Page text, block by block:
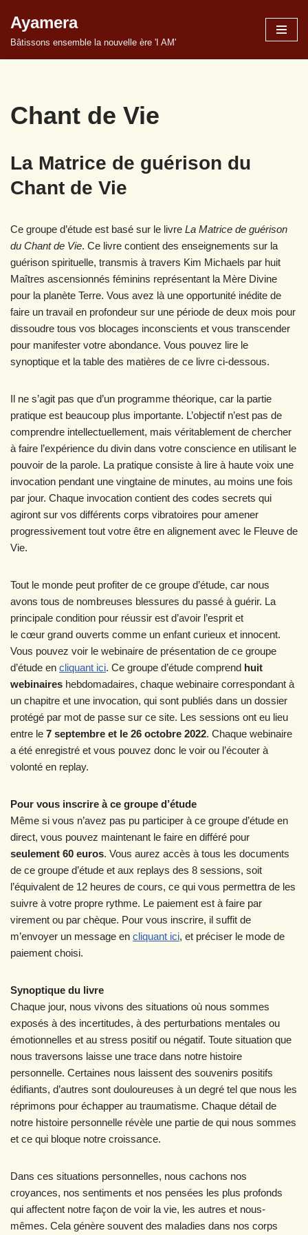
Aller
Ayamera
Bâtissons ensemble la nouvelle ère 'I AM'
Chant de Vie
La Matrice de guérison du
Chant de Vie
Ce groupe d’étude est basé sur le livre La Matrice de guérison
du Chant de Vie. Ce livre contient des enseignements sur la
guérison spirituelle, transmis à travers Kim Michaels par huit
Maîtres ascensionnés féminins représentant la Mère Divine
pour la planète Terre. Vous avez là une opportunité inédite de
faire un travail en profondeur sur une période de deux mois pour
dissoudre tous vos blocages inconscients et vous transcender
pour manifester votre abondance. Vous pouvez lire le
synoptique et la table des matières de ce livre ci-dessous.
Il ne s’agit pas que d’un programme théorique, car la partie
pratique est beaucoup plus importante. L’objectif n’est pas de
comprendre intellectuellement, mais véritablement de chercher
à faire l’expérience du divin dans votre conscience en utilisant le
pouvoir de la parole. La pratique consiste à lire à haute voix une
invocation pendant une vingtaine de minutes, au moins une fois
par jour. Chaque invocation contient des codes secrets qui
agiront sur vos différents corps vibratoires pour amener
progressivement tout votre être en alignement avec le Fleuve de
Vie.
Tout le monde peut profiter de ce groupe d’étude, car nous
avons tous de nombreuses blessures du passé à guérir. La
principale condition pour réussir est d’avoir l’esprit et
le cœur grand ouverts comme un enfant curieux et innocent.
Vous pouvez voir le webinaire de présentation de ce groupe
d’étude en cliquant ici. Ce groupe d’étude comprend huit
webinaires hebdomadaires, chaque webinaire correspondant à
un chapitre et une invocation, qui sont publiés dans un dossier
protégé par mot de passe sur ce site. Les sessions ont eu lieu
entre le 7 septembre et le 26 octobre 2022. Chaque webinaire
a été enregistré et vous pouvez donc le voir ou l’écouter à
volonté en replay.
Pour vous inscrire à ce groupe d’étude
Même si vous n’avez pas pu participer à ce groupe d’étude en
direct, vous pouvez maintenant le faire en différé pour
seulement 60 euros. Vous aurez accès à tous les documents
de ce groupe d’étude et aux replays des 8 sessions, soit
l’équivalent de 12 heures de cours, ce qui vous permettra de les
suivre à votre propre rythme. Le paiement est à faire par
virement ou par chèque. Pour vous inscrire, il suffit de
m’envoyer un message en cliquant ici, et préciser le mode de
paiement choisi.
Synoptique du livre
Chaque jour, nous vivons des situations où nous sommes
exposés à des incertitudes, à des perturbations mentales ou
émotionnelles et au stress positif ou négatif. Toute situation que
nous traversons laisse une trace dans notre histoire
personnelle. Certaines nous laissent des souvenirs positifs
édifiants, d’autres sont douloureuses à un degré tel que nous les
réprimons pour échapper au traumatisme. Chaque détail de
notre histoire personnelle révèle une partie de qui nous sommes
et ce qui bloque notre croissance.
Dans ces situations personnelles, nous cachons nos
croyances, nos sentiments et nos pensées les plus profonds
qui affectent notre façon de voir la vie, les autres et nous-
mêmes. Cela génère souvent des maladies dans nos corps